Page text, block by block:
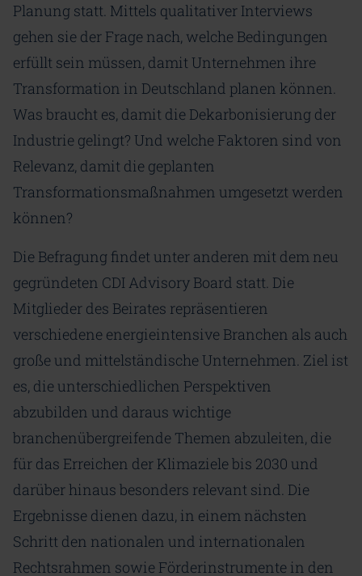
Planung statt. Mittels qualitativer Interviews
gehen sie der Frage nach, welche Bedingungen
erfüllt sein müssen, damit Unternehmen ihre
Transformation in Deutschland planen können.
Was braucht es, damit die Dekarbonisierung der
Industrie gelingt? Und welche Faktoren sind von
Relevanz, damit die geplanten
Transformationsmaßnahmen umgesetzt werden
können?
Die Befragung findet unter anderen mit dem neu
gegründeten CDI Advisory Board statt. Die
Mitglieder des Beirates repräsentieren
verschiedene energieintensive Branchen als auch
große und mittelständische Unternehmen. Ziel ist
es, die unterschiedlichen Perspektiven
abzubilden und daraus wichtige
branchenübergreifende Themen abzuleiten, die
für das Erreichen der Klimaziele bis 2030 und
darüber hinaus besonders relevant sind. Die
Ergebnisse dienen dazu, in einem nächsten
Schritt den nationalen und internationalen
Rechtsrahmen sowie Förderinstrumente in den